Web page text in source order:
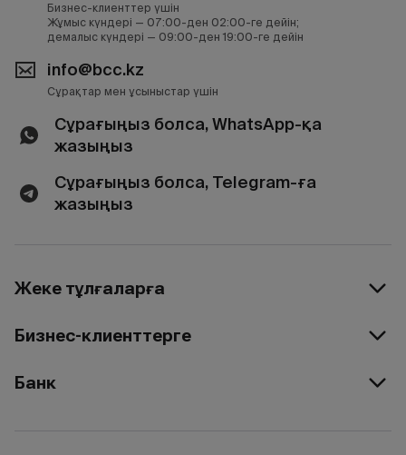
Бизнес-клиенттер үшін
Жұмыс күндері — 07:00-ден 02:00-ге дейін;
демалыс күндері — 09:00-ден 19:00-ге дейін
info@bcc.kz
Сұрақтар мен ұсыныстар үшін
Сұрағыңыз болса, WhatsApp-қа
жазыңыз
Сұрағыңыз болса, Telegram-ға
жазыңыз
Жеке тұлғаларға
Бизнес-клиенттерге
Банк